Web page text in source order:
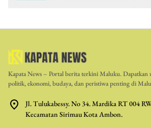
Kapata News – Portal berita terkini Maluku. Dapatkan
politik, ekonomi, budaya, dan peristiwa penting di
Jl. Tulukabessy. No 34. Mardika RT 004
Kecamatan Sirimau Kota Ambon.